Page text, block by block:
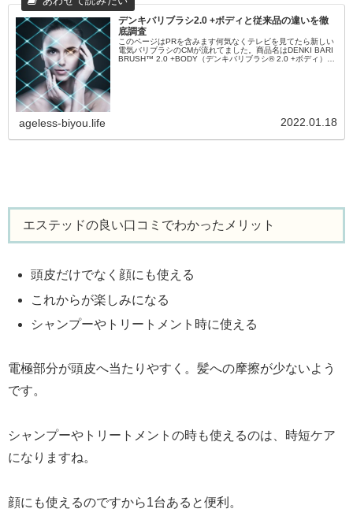
デンキバリブラシ2.0 +ボディと従来品の違いを徹
底調査
このページはPRを含みます何気なくテレビを見てたら新しい
電気バリブラシのCMが流れてました。商品名はDENKI BARI
BRUSH™ 2.0 +BODY（デンキバリブラシ® 2.0 +ボディ）。
ageless-biyou.life 2022.01.18
エステッドの良い口コミでわかったメリット
頭皮だけでなく顔にも使える
これからが楽しみになる
シャンプーやトリートメント時に使える
電極部分が頭皮へ当たりやすく。髪への摩擦が少ないよう
です。
シャンプーやトリートメントの時も使えるのは、時短ケア
になりますね。
顔にも使えるのですから1台あると便利。